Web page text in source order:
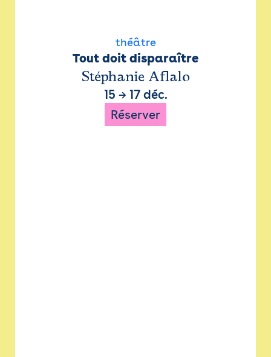
théâtre
Tout doit disparaître
Stéphanie Aflalo
15 → 17 déc.
Réserver